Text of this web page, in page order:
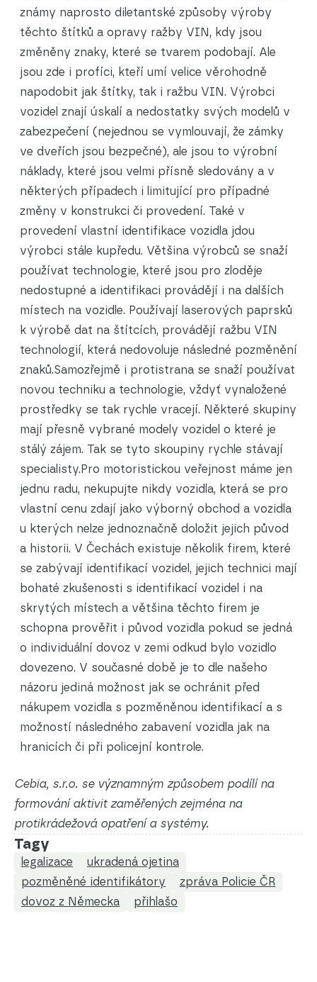
známy naprosto diletantské způsoby výroby
těchto štítků a opravy ražby VIN, kdy jsou
změněny znaky, které se tvarem podobají. Ale
jsou zde i profíci, kteří umí velice věrohodně
napodobit jak štítky, tak i ražbu VIN. Výrobci
vozidel znají úskalí a nedostatky svých modelů v
zabezpečení (nejednou se vymlouvají, že zámky
ve dveřích jsou bezpečné), ale jsou to výrobní
náklady, které jsou velmi přísně sledovány a v
některých případech i limitující pro případné
změny v konstrukci či provedení. Také v
provedení vlastní identifikace vozidla jdou
výrobci stále kupředu. Většina výrobců se snaží
používat technologie, které jsou pro zloděje
nedostupné a identifikaci provádějí i na dalších
místech na vozidle. Používají laserových paprsků
k výrobě dat na štítcích, provádějí ražbu VIN
technologií, která nedovoluje následné pozměnění
znaků.Samozřejmě i protistrana se snaží používat
novou techniku a technologie, vždyť vynaložené
prostředky se tak rychle vracejí. Některé skupiny
mají přesně vybrané modely vozidel o které je
stálý zájem. Tak se tyto skoupiny rychle stávají
specialisty.Pro motoristickou veřejnost máme jen
jednu radu, nekupujte nikdy vozidla, která se pro
vlastní cenu zdají jako výborný obchod a vozidla
u kterých nelze jednoznačně doložit jejich původ
a historii. V Čechách existuje několik firem, které
se zabývají identifikací vozidel, jejich technici mají
bohaté zkušenosti s identifikací vozidel i na
skrytých místech a většina těchto firem je
schopna prověřit i původ vozidla pokud se jedná
o individuální dovoz v zemi odkud bylo vozidlo
dovezeno. V současné době je to dle našeho
názoru jediná možnost jak se ochránit před
nákupem vozidla s pozměněnou identifikací a s
možností následného zabavení vozidla jak na
hranicích či při policejní kontrole.
Cebia, s.r.o. se významným způsobem podílí na
formování aktivit zaměřených zejména na
protikrádežová opatření a systémy.
Tagy
legalizace
ukradená ojetina
pozměněné identifikátory
zpráva Policie ČR
dovoz z Německa
přihlašo